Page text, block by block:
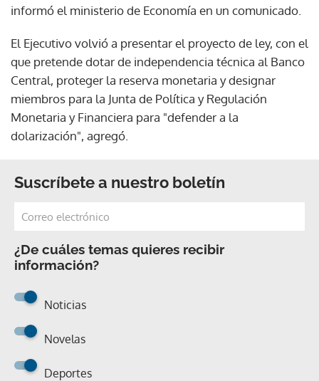
informó el ministerio de Economía en un comunicado.
El Ejecutivo volvió a presentar el proyecto de ley, con el
que pretende dotar de independencia técnica al Banco
Central, proteger la reserva monetaria y designar
miembros para la Junta de Política y Regulación
Monetaria y Financiera para "defender a la
dolarización", agregó.
Suscríbete a nuestro boletín
¿De cuáles temas quieres recibir
información?
Noticias
Novelas
Deportes